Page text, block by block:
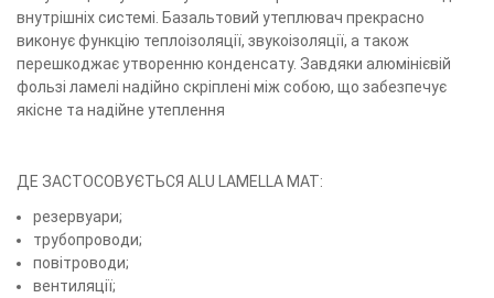
внутрішніх системі. Базальтовий утеплювач прекрасно
виконує функцію теплоізоляції, звукоізоляції, а також
перешкоджає утворенню конденсату. Завдяки алюмінієвій
фользі ламелі надійно скріплені між собою, що забезпечує
якісне та надійне утеплення
ДЕ ЗАСТОСОВУЄТЬСЯ ALU LAMELLA MAT:
резервуари;
трубопроводи;
повітроводи;
вентиляції;